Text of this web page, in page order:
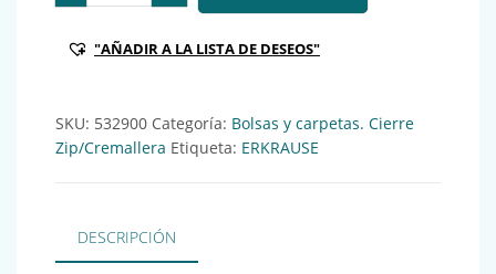
"AÑADIR A LA LISTA DE DESEOS"
SKU: 532900 Categoría: Bolsas y carpetas. Cierre
Zip/Cremallera Etiqueta: ERKRAUSE
DESCRIPCIÓN